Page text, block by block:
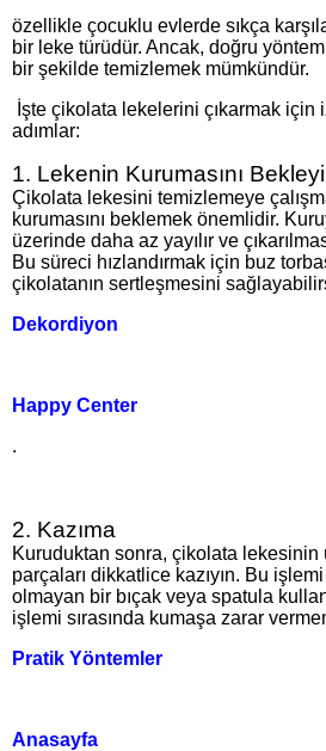
özellikle çocuklu evlerde sıkça
bir leke türüdür. Ancak, doğru
bir şekilde temizlemek mümkündür.
İşte çikolata lekelerini çıkarmak
adımlar:
1. Lekenin Kurumasını
Çikolata lekesini temizlemeye
kurumasını beklemek önemlidir.
üzerinde daha az yayılır ve
Bu süreci hızlandırmak için buz
çikolatanın sertleşmesini
Dekordiyon
Happy Center
.
2. Kazıma
Kuruduktan sonra, çikolata lekesinin
parçaları dikkatlice kazıyın. Bu
olmayan bir bıçak veya spatula
işlemi sırasında kumaşa zarar
Pratik Yöntemler
Anasayfa